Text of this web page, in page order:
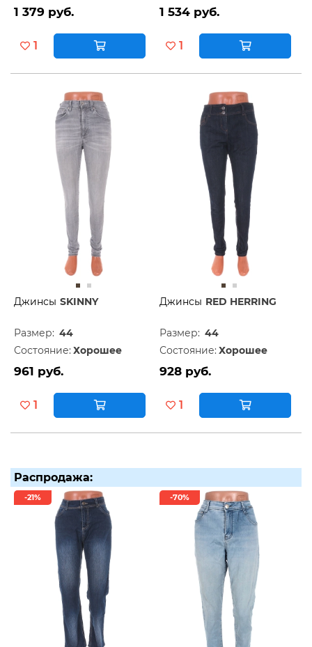
1 379 руб.
1
1 534 руб.
1
Джинсы SKINNY
Размер: 44
Состояние: Хорошее
961 руб.
1
Джинсы RED HERRING
Размер: 44
Состояние: Хорошее
928 руб.
1
Распродажа:
-21% -70%